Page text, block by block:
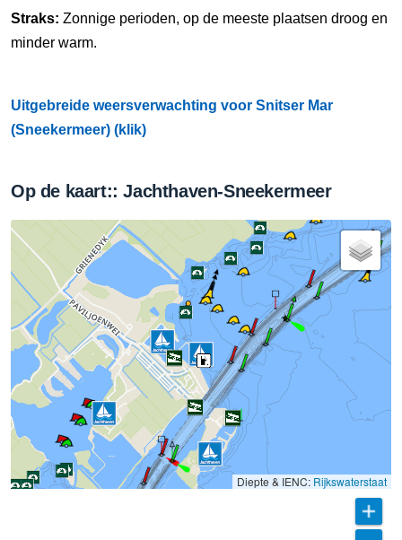
Straks: Zonnige perioden, op de meeste plaatsen droog en
minder warm.
Uitgebreide weersverwachting voor Snitser Mar
(Sneekermeer) (klik)
Op de kaart:: Jachthaven-Sneekermeer
Diepte & IENC: Rijkswaterstaat